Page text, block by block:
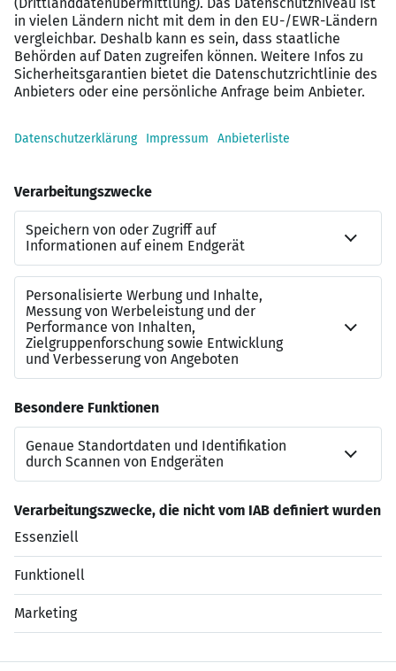
Du fühlst dich durch die ausgeschriebene Vakanz
angesprochen, oder bist dir nicht ganz sicher, ob du der
richtige Bewerber für die Position bist? Das ist gar kein
Problem!
Komm gerne proaktiv auf mich zu und wir klären
Metin Erten,
————————————————
E:m.erten@wematch.de
————————————————
Ich freue mich auf deine Bewerbung!
Datenschutzerklärung